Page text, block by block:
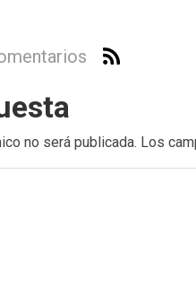
no será publicada. Los